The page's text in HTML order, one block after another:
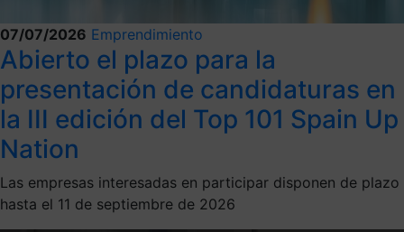
07/07/2026 Emprendimiento
Abierto el plazo para la
presentación de candidaturas en
la III edición del Top 101 Spain Up
Nation
Las empresas interesadas en participar disponen de plazo
hasta el 11 de septiembre de 2026